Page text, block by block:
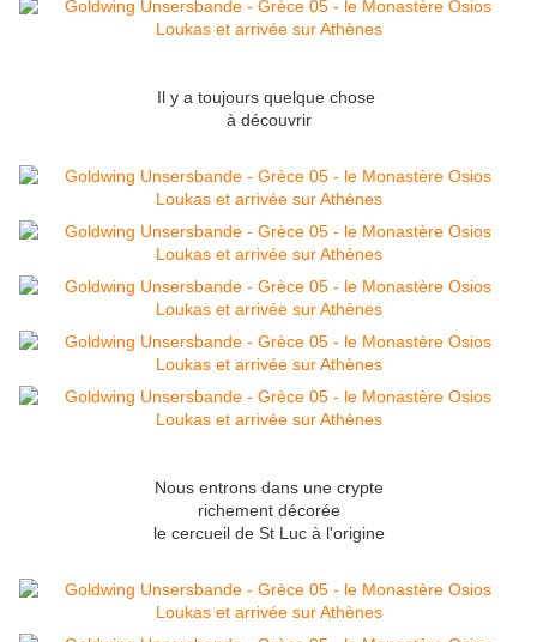
Il y a toujours quelque chose
à découvrir
Nous entrons dans une crypte
richement décorée
le cercueil de St Luc à l'origine